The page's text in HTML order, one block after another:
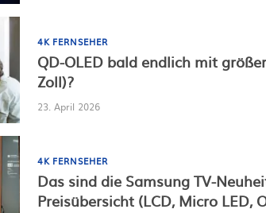
4K FERNSEHER
QD-OLED bald endlich mit
Zoll)?
23. April 2026
4K FERNSEHER
Das sind die Samsung TV-
Preisübersicht (LCD, Micro LED,